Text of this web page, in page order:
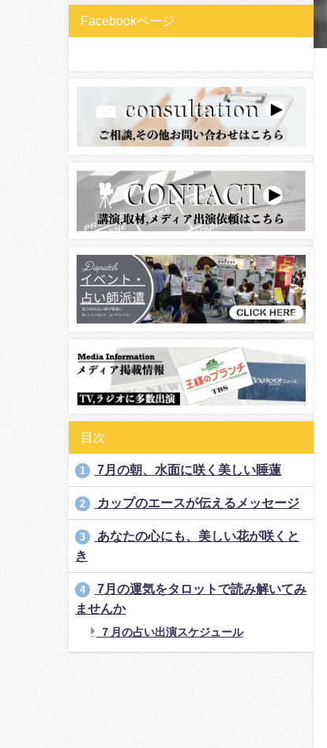
Facebookページ
目次
1 7月の朝、水面に咲く美しい睡蓮
2 カップのエースが伝えるメッセージ
3
あなたの心にも、美しい花が咲くと
き
4
7月の運気をタロットで読み解いてみ
ませんか
７月の占い出演スケジュール